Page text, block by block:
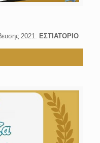
2021: ΕΣΤΙΑΤΟΡΙΟ